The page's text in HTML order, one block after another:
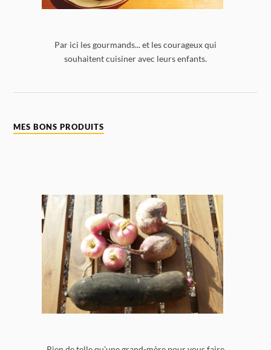
Par ici les gourmands... et les courageux qui
souhaitent cuisiner avec leurs enfants.
MES BONS PRODUITS